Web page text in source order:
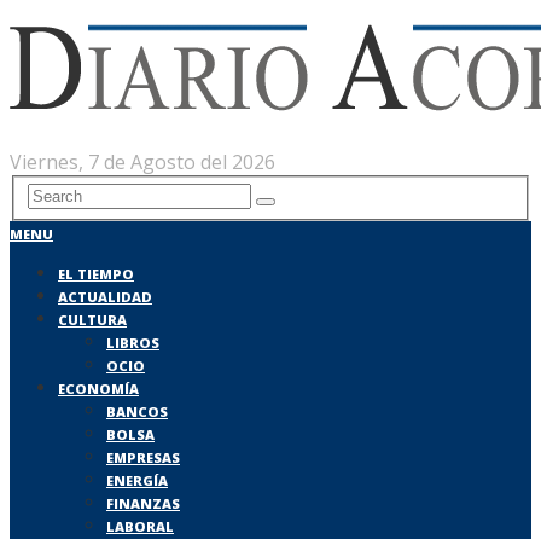
Viernes, 7 de Agosto del 2026
MENU
EL TIEMPO
ACTUALIDAD
CULTURA
LIBROS
OCIO
ECONOMÍA
BANCOS
BOLSA
EMPRESAS
ENERGÍA
FINANZAS
LABORAL